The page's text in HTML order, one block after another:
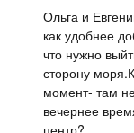
Ольга и
как удобнее
что нужно
сторону
момент- там
вечернее